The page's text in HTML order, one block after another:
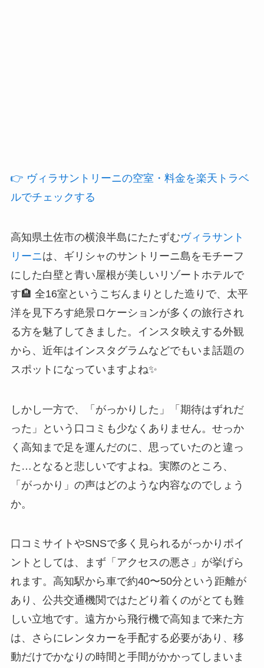
👉 ヴィラサントリーニの空室・料金を楽天トラベ
ルでチェックする
高知県土佐市の横浪半島にたたずむヴィラサント
リーニは、ギリシャのサントリーニ島をモチーフ
にした白壁と青い屋根が美しいリゾートホテルで
す🏨 全16室というこぢんまりとした造りで、太平
洋を見下ろす絶景ロケーションが多くの旅行され
る方を魅了してきました。インスタ映えする外観
から、近年はインスタグラムなどでもいま話題の
スポットになっていますよね✨
しかし一方で、「がっかりした」「期待はずれだ
った」という口コミも少なくありません。せっか
く高知まで足を運んだのに、思っていたのと違っ
た…となると悲しいですよね。実際のところ、
「がっかり」の声はどのような内容なのでしょう
か。
口コミサイトやSNSで多く見られるがっかりポイ
ントとしては、まず「アクセスの悪さ」が挙げら
れます。高知駅から車で約40〜50分という距離が
あり、公共交通機関ではたどり着くのがとても難
しい立地です。遠方から飛行機で高知まで来た方
は、さらにレンタカーを手配する必要があり、移
動だけでかなりの時間と手間がかかってしまいま